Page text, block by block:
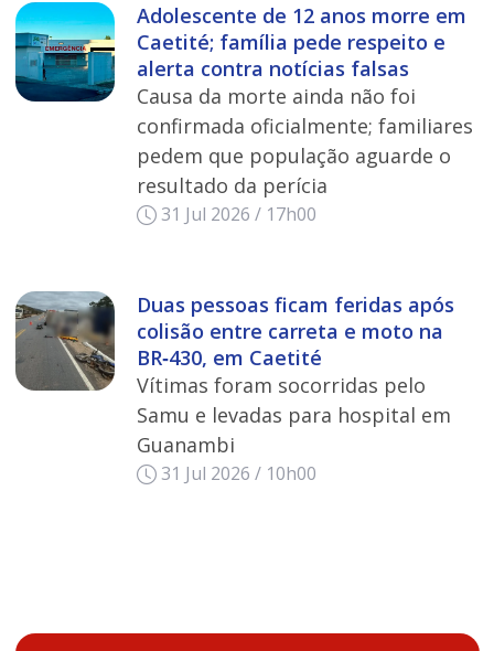
Adolescente de 12 anos morre em
Caetité; família pede respeito e
alerta contra notícias falsas
Causa da morte ainda não foi
confirmada oficialmente; familiares
pedem que população aguarde o
resultado da perícia
31 Jul 2026 / 17h00
Duas pessoas ficam feridas após
colisão entre carreta e moto na
BR‑430, em Caetité
Vítimas foram socorridas pelo
Samu e levadas para hospital em
Guanambi
31 Jul 2026 / 10h00